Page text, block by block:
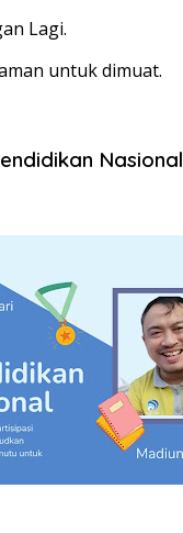
Lagi.
untuk dimuat.
Nasional